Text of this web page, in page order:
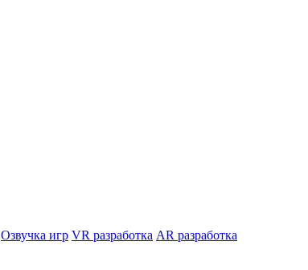
Озвучка игр VR разработка AR разработка